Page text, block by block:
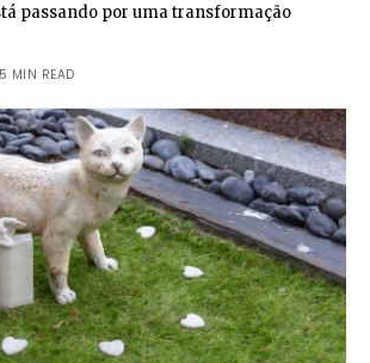
passando por uma transformação
5 MIN READ